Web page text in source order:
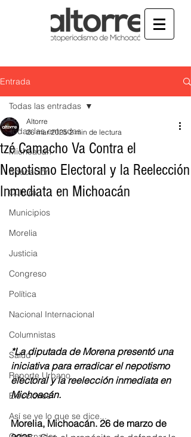
Entrada
Todas las entradas
Michoacán
Educación
Cultura
Municipios
Morelia
Justicia
Congreso
Política
Nacional Internacional
Columnistas
Salud
Reporte Urbano
Elecciones
Así se ve lo que se dice...
Todas las entradas
tzé Camacho Va Contra el
Nepotismo Electoral y la Reelección
Inmediata en Michoacán
Altorre
26 mar 2025 2 min de lectura
*La diputada de Morena presentó una
iniciativa para erradicar el nepotismo
electoral y la reelección inmediata en
Michoacán.
Morelia, Michoacán. 26 de marzo de